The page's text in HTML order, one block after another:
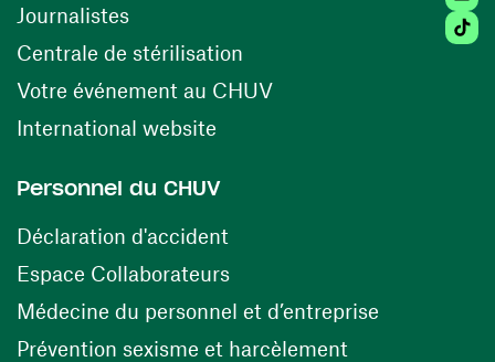
Journalistes
Centrale de stérilisation (ouvre une nouvelle
Votre événement au CHUV(ouvre une nouvelle
International website
Personnel du CHUV
Déclaration d'accident
Espace Collaborateurs(ouvre une nouvelle fenêtre)
Médecine du personnel et d’entreprise
Prévention sexisme et harcèlement